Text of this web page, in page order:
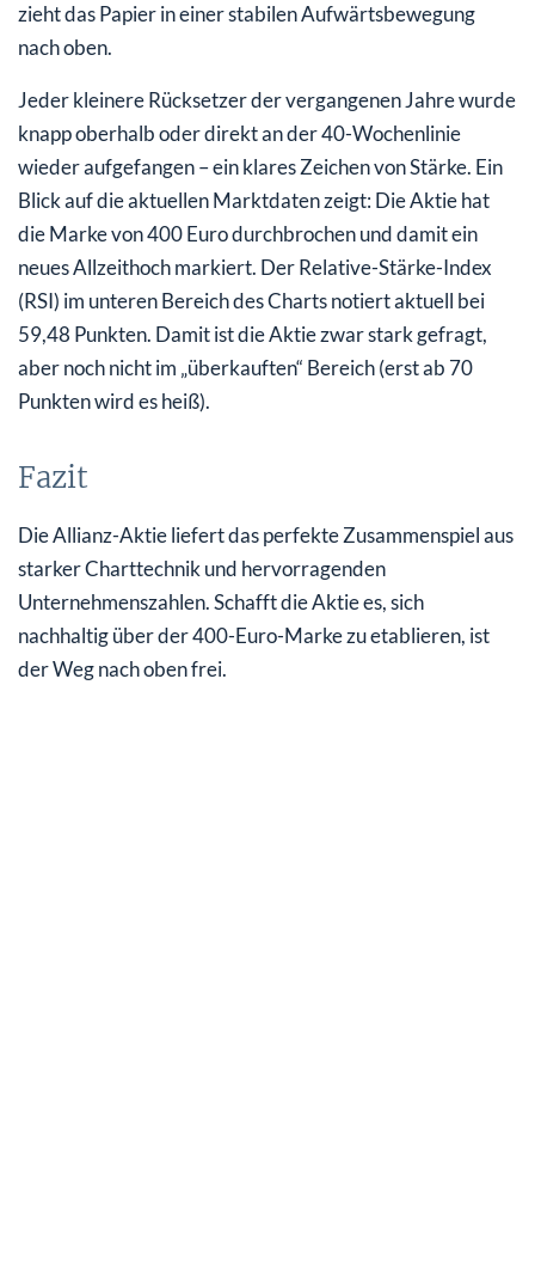
zieht das Papier in einer stabilen Aufwärtsbewegung
nach oben.
Jeder kleinere Rücksetzer der vergangenen Jahre wurde
knapp oberhalb oder direkt an der 40-Wochenlinie
wieder aufgefangen – ein klares Zeichen von Stärke. Ein
Blick auf die aktuellen Marktdaten zeigt: Die Aktie hat
die Marke von 400 Euro durchbrochen und damit ein
neues Allzeithoch markiert. Der Relative-Stärke-Index
(RSI) im unteren Bereich des Charts notiert aktuell bei
59,48 Punkten. Damit ist die Aktie zwar stark gefragt,
aber noch nicht im „überkauften“ Bereich (erst ab 70
Punkten wird es heiß).
Fazit
Die Allianz-Aktie liefert das perfekte Zusammenspiel aus
starker Charttechnik und hervorragenden
Unternehmenszahlen. Schafft die Aktie es, sich
nachhaltig über der 400-Euro-Marke zu etablieren, ist
der Weg nach oben frei.